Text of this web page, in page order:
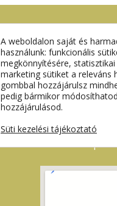
Kapcsolat
+36 70 319 9791
A weboldalon saját és
használunk: funkcionális
megkönnyítésére,
marketing sütiket a releváns
gombbal hozzájárulsz
pedig bármikor
hozzájárulásod.
Süti kezelési tájékoztató